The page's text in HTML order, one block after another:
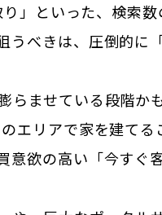
」といった、検索
べきは、圧倒的に
らませている段階
エリアで家を建て
欲の高い「今すぐ客